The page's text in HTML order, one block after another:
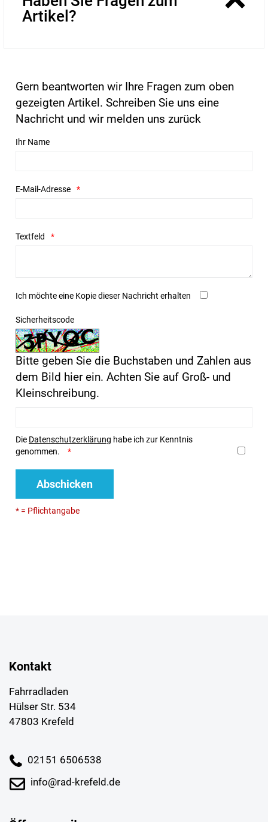
Artikel?
Gern beantworten wir Ihre Fragen zum oben
gezeigten Artikel. Schreiben Sie uns eine
Nachricht und wir melden uns zurück
Ihr Name
E-Mail-Adresse
Textfeld
Ich möchte eine Kopie dieser Nachricht erhalten
Sicherheitscode
Bitte geben Sie die Buchstaben und Zahlen aus
dem Bild hier ein. Achten Sie auf Groß- und
Kleinschreibung.
Die Datenschutzerklärung habe ich zur Kenntnis
genommen.
Abschicken
* = Pflichtangabe
Kontakt
Fahrradladen
Hülser Str. 534
47803 Krefeld
02151 6506538
info@rad-krefeld.de